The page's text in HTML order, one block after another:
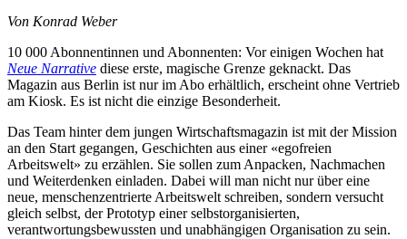
Von Konrad Weber
10 000 Abonnentinnen und Abonnenten: Vor einigen Wochen hat
Neue Narrative diese erste, magische Grenze geknackt. Das
Magazin aus Berlin ist nur im Abo erhältlich, erscheint ohne Vertrieb
am Kiosk. Es ist nicht die einzige Besonderheit.
Das Team hinter dem jungen Wirtschaftsmagazin ist mit der Mission
an den Start gegangen, Geschichten aus einer «egofreien
Arbeitswelt» zu erzählen. Sie sollen zum Anpacken, Nachmachen
und Weiterdenken einladen. Dabei will man nicht nur über eine
neue, menschenzentrierte Arbeitswelt schreiben, sondern versucht
gleich selbst, der Prototyp einer selbstorganisierten,
verantwortungsbewussten und unabhängigen Organisation zu sein.